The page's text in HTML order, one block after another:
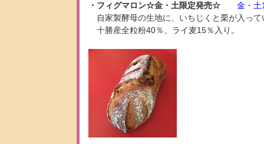
・フィグマロン☆金・土限定発売☆
金・土
自家製酵母の生地に、いちじくと栗が入って
十勝産全粒粉40％、ライ麦15％入り。